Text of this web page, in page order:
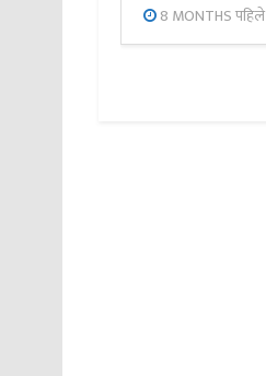
8 MONTHS पहिले